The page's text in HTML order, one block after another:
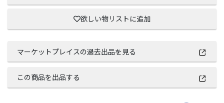
欲しい物リストに追加
マーケットプレイスの過去出品を見る
この商品を出品する